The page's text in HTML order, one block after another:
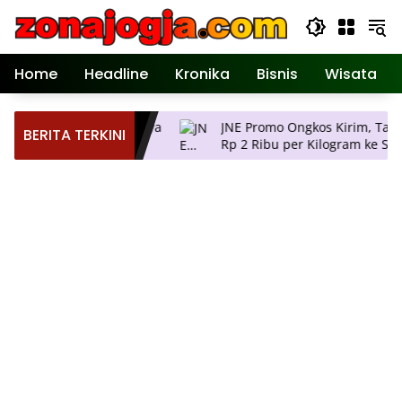
Home Headline Kronika Bisnis Wisata
BERITA TERKINI
di Bali, Agendanya
JNE Promo Ongkos Kirim, Tarif
Rp 2 Ribu per Kilogram ke Seluruh
Pulau Jawa